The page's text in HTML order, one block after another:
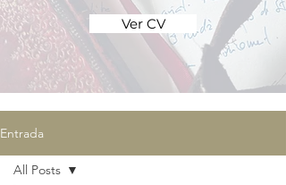
Ver CV
Entrada
All Posts